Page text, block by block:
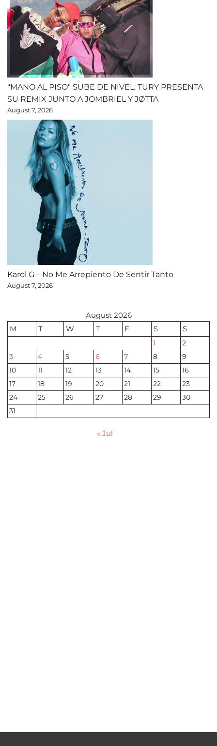
“MANO AL PISO” SUBE DE NIVEL: TURY PRESENTA
SU REMIX JUNTO A JOMBRIEL Y JØTTA
August 7, 2026
Karol G – No Me Arrepiento De Sentir Tanto
August 7, 2026
August 2026
M
T W T F S S
1
2
3
4 5 6 7 8
9
10
11 12 13 14 15
16
17
18 19 20 21 22
23
24
25 26 27 28 29
30
31
« Jul